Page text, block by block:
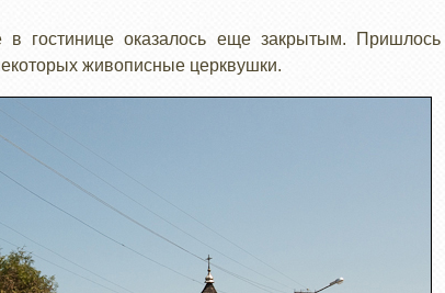
гостинице оказалось еще закрытым. Пришлось
живописные церквушки.